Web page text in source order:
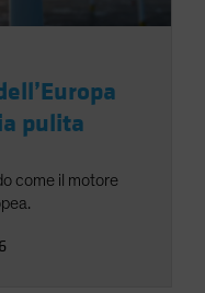
pulita
come il motore